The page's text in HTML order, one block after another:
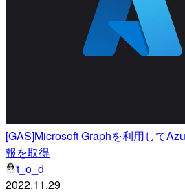
[GAS]Microsoft Graphを利用して
報を取得
t_o_d
2022.11.29